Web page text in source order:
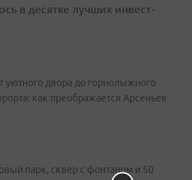
в десятке лучших инвест-
уютного двора до горнолыжного
как преображается Арсеньев
парк, сквер с фонтаном и 50